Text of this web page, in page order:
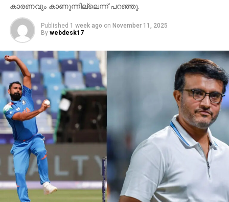
ഓസ്ട്രേലിയയ്ക്കെതിരായ അവരുടെ അവസാന
ഏകദിന പരമ്പരയില്‍ രോഹിത് ശര്‍മ്മ സെഞ്ച്വറി,
അമ്പത് സ്‌കോര്‍ ചെയ്യുകയും പ്ലെയര്‍ ഓഫ് ദ
മാച്ചായി തിരഞ്ഞെടുക്കപ്പെടുകയും ചെയ്തു.
മറുവശത്ത്, മൂന്നാമത്തെയും അവസാനത്തെയും
മത്സരത്തില്‍ പുറത്താകാതെ 74 റണ്‍സ് നേടുന്നതിന്
മുമ്പ് കോഹ്ലി തുടര്‍ച്ചയായി രണ്ട് ഡക്കുകള്‍
രേഖപ്പെടുത്തി.
കാരണവും കാണുന്നില്ലെന്ന് പറഞ്ഞു.
Published 1 week ago on November 11, 2025
By webdesk17